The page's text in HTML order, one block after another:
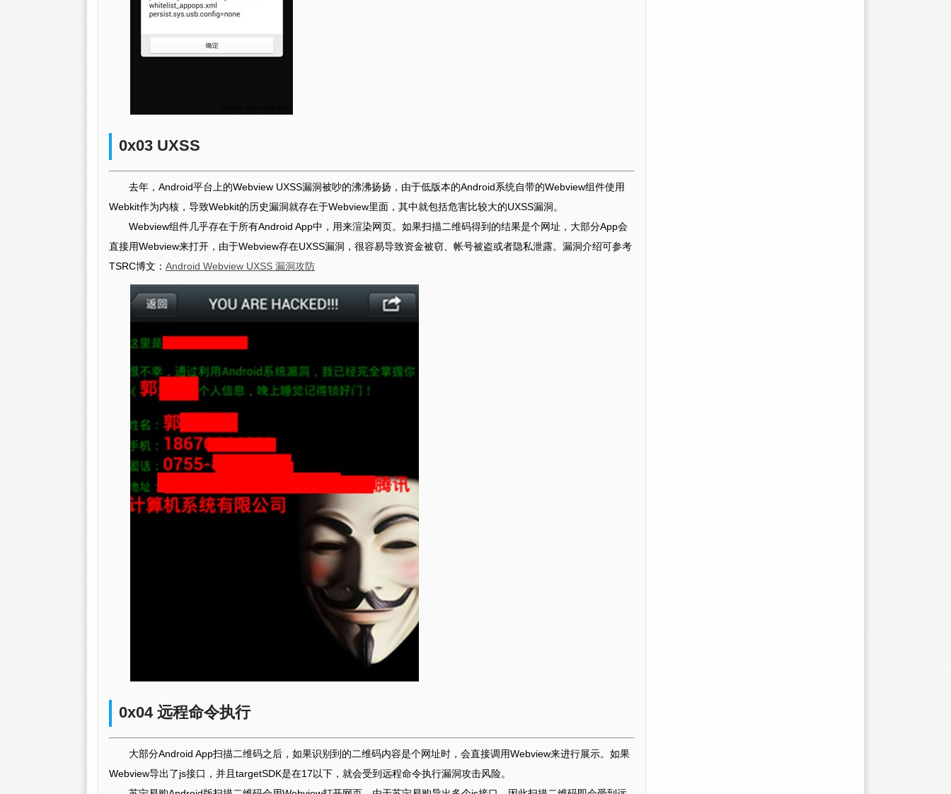
0x03 UXSS
去年，Android平台上的Webview UXSS漏洞被吵的沸沸扬扬，由于低版本的Android系统自带的Webview组件使用
Webkit作为内核，导致Webkit的历史漏洞就存在于Webview里面，其中就包括危害比较大的UXSS漏洞。
Webview组件几乎存在于所有Android App中，用来渲染网页。如果扫描二维码得到的结果是个网址，大部分App会
直接用Webview来打开，由于Webview存在UXSS漏洞，很容易导致资金被窃、帐号被盗或者隐私泄露。漏洞介绍可参考
TSRC博文： Android Webview UXSS 漏洞攻防
0x04 远程命令执行
大部分Android App扫描二维码之后，如果识别到的二维码内容是个网址时，会直接调用Webview来进行展示。如果
Webview导出了js接口，并且targetSDK是在17以下，就会受到远程命令执行漏洞攻击风险。